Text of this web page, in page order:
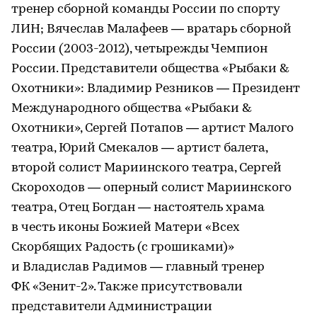
тренер сборной команды России по спорту
ЛИН; Вячеслав Малафеев — вратарь сборной
России (2003-2012), четырежды Чемпион
России. Представители общества «Рыбаки &
Охотники»: Владимир Резников — Президент
Международного общества «Рыбаки &
Охотники», Сергей Потапов — артист Малого
театра, Юрий Смекалов — артист балета,
второй солист Мариинского театра, Сергей
Скороходов — оперный солист Мариинского
театра, Отец Богдан — настоятель храма
в честь иконы Божией Матери «Всех
Скорбящих Радость (с грошиками)»
и Владислав Радимов — главный тренер
ФК «Зенит-2». Также присутствовали
представители Администрации